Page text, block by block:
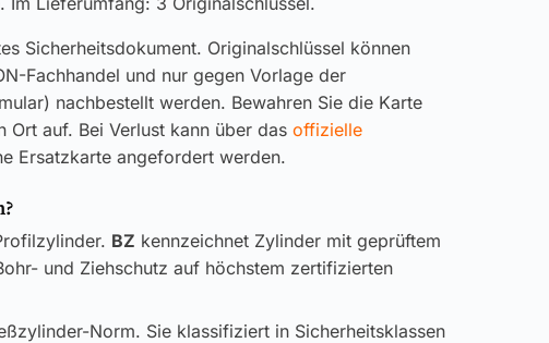
Sicherheitsdokument. Originalschlüssel können
Fachhandel und nur gegen Vorlage der
nachbestellt werden. Bewahren Sie die Karte
Ort auf. Bei Verlust kann über das offizielle
Ersatzkarte angefordert werden.
BZ kennzeichnet Zylinder mit geprüftem
und Ziehschutz auf höchstem zertifizierten
Norm. Sie klassifiziert in Sicherheitsklassen